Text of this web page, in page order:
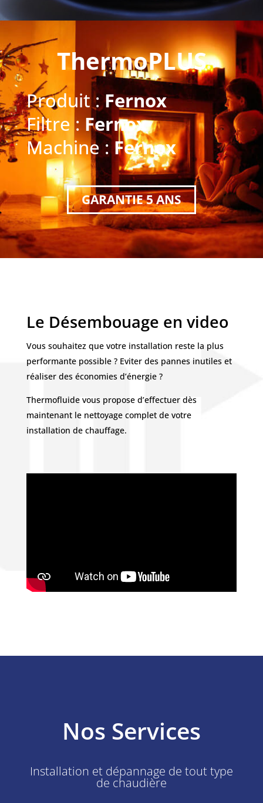
ThermoPLUS
Produit :Fernox
Filtre :Fernox
Machine :Fernox
GARANTIE 5 ANS
Le Désembouage en video
Vous souhaitez que votre installation reste la plus
performante possible ? Eviter des pannes inutiles et
réaliser des économies d’énergie ?
Thermofluide vous propose d’effectuer dès
maintenant le nettoyage complet de votre
installation de chauffage.
Nos Services
Installation et dépannage de tout type
de chaudière